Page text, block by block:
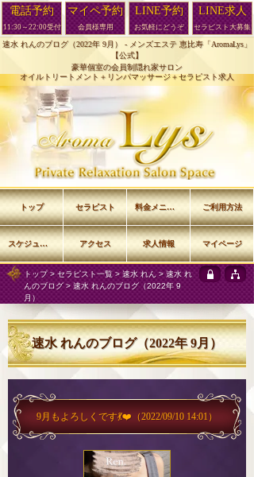
速水 れんのブログ（2022年 9月） - メンズエステ 恵比寿「AromaLys」
【公式】
豪華個室の会員制隠れ家サロン
オイルトリートメント＋リンパマッサージ＋セラピスト求人
トップ> セラピスト一覧 >速水 れん >速水 れ
んのブログ> 速水 れんのブログ（2022年 9
月）
速水 れんのブログ（2022年 9月）
9月もよろしくです💃❤️ （2022/09/10 14:01）
トップ セラピスト 料金メニュー ご利用方法
スケジュール アクセス 求人情報 マイページ
電話予約
11:30～22:00受付
マイペ予約
会員様専用
LINE予約
お気軽にどうぞ
LINE求人
セラピスト大募集